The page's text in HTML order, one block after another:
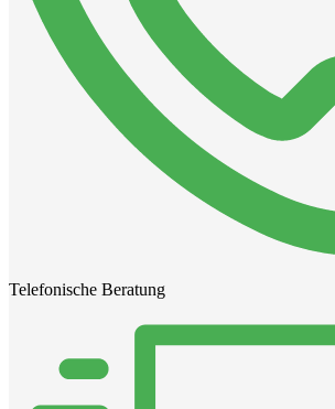
Telefonische Beratung